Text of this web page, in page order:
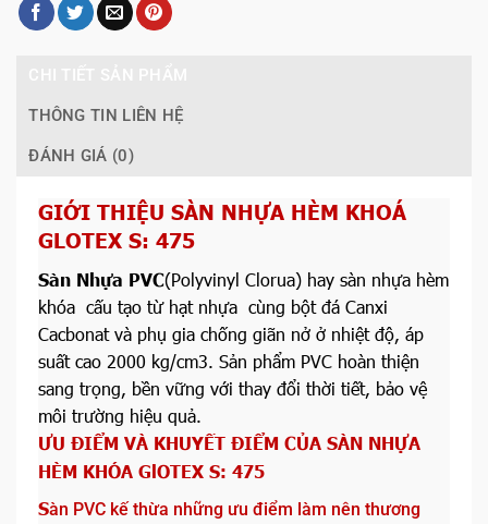
THÔNG TIN LIÊN HỆ
ĐÁNH GIÁ (0)
GIỚI THIỆU SÀN NHỰA HÈM KHOÁ
GLOTEX S: 475
Sàn Nhựa PVC(Polyvinyl Clorua) hay sàn nhựa hèm
khóa cấu tạo từ hạt nhựa cùng bột đá Canxi
Cacbonat và phụ gia chống giãn nở ở nhiệt độ, áp
suất cao 2000 kg/cm3. Sản phẩm PVC hoàn thiện
sang trọng, bền vững với thay đổi thời tiết, bảo vệ
môi trường hiệu quả.
ƯU ĐIỂM VÀ KHUYẾT ĐIỂM CỦA SÀN NHỰA
HÈM KHÓA GlOTEX S: 475
Sàn PVC kế thừa những ưu điểm làm nên thương